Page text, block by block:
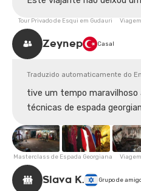
Tour Privado de Esqui em Gudauri
Zeynep Casal
Traduzido automaticamente do
tive um tempo maravilhoso
técnicas de espada
Masterclass de Espada Georgiana
Slava K. Grupo de